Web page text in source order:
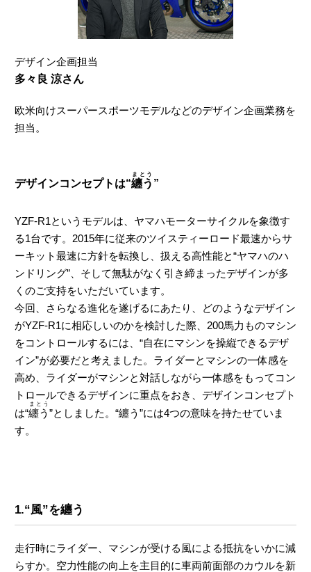
デザイン企画担当
多々良 涼さん
欧米向けスーパースポーツモデルなどのデザイン企画業務を
担当。
デザインコンセプトは“纏う
まとう
”
YZF-R1というモデルは、ヤマハモーターサイクルを象徴す
る1台です。2015年に従来のツイスティーロード最速からサ
ーキット最速に方針を転換し、扱える高性能と“ヤマハのハ
ンドリング”、そして無駄がなく引き締まったデザインが多
くのご支持をいただいています。
今回、さらなる進化を遂げるにあたり、どのようなデザイン
がYZF-R1に相応しいのかを検討した際、200馬力ものマシン
をコントロールするには、“自在にマシンを操縦できるデザ
イン”が必要だと考えました。ライダーとマシンの一体感を
高め、ライダーがマシンと対話しながら一体感をもってコン
トロールできるデザインに重点をおき、デザインコンセプト
は“纏う
まとう
”としました。“纏う”には4つの意味を持たせていま
す。
1.“風”を纏う
走行時にライダー、マシンが受ける風による抵抗をいかに減
らすか。空力性能の向上を主目的に車両前面部のカウルを新